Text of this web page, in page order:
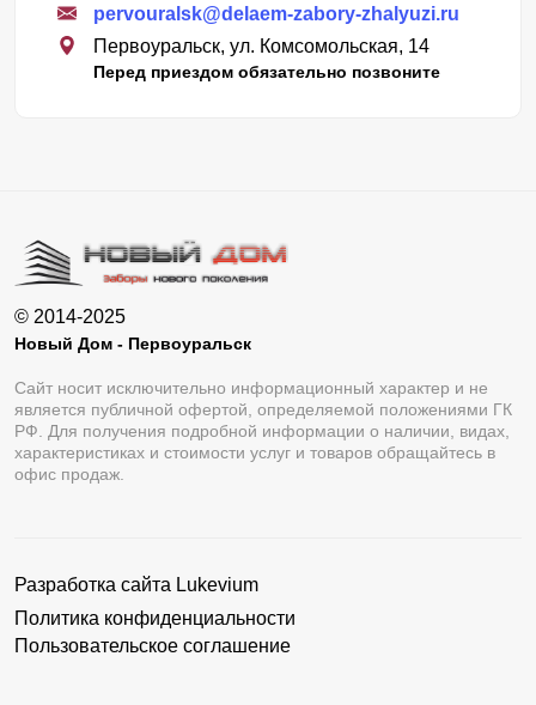
pervouralsk@delaem-zabory-zhalyuzi.ru
Первоуральск, ул. Комсомольская, 14
Перед приездом обязательно позвоните
© 2014-2025
Новый Дом - Первоуральск
Сайт носит исключительно информационный характер и не
является публичной офертой, определяемой положениями ГК
РФ. Для получения подробной информации о наличии, видах,
характеристиках и стоимости услуг и товаров обращайтесь в
офис продаж.
Разработка сайта Lukevium
Политика конфиденциальности
Пользовательское соглашение